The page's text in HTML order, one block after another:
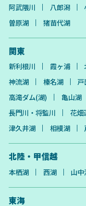
阿武隈川 八郎潟
曽原湖
猪苗代湖
関東
新利根川 霞ヶ浦
神流湖
榛名湖 戸
高滝ダム(湖)
亀山湖
長門川・将監川
花畑
津久井湖
相模湖
北陸・甲信越
本栖湖 西湖 山中
東海